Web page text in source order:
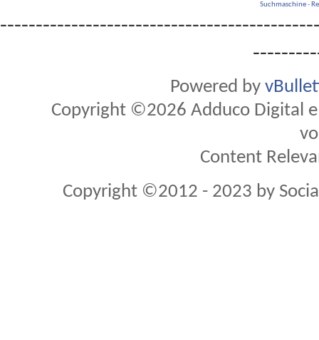
Suchmaschine-
Powered by
Copyright ©2026 Adduco Digital
Content
Copyright ©2012 - 2023 by